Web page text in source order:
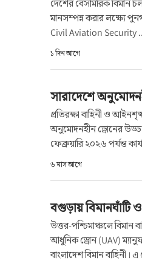
দেশের বেসামরিক বিমান
মানসম্পন্ন করার লক্ষ্যে
Civil Aviation Security
১ দিন আগে
সারাদেশে
প্রতিরক্ষা বাহিনী ও
অনুমোদনহীন ড্রোনের
ফেব্রুয়ারি ২০২৬ পর্যন্ত
৬ মাস আগে
বগুড়ায় বিমানঘাঁটি
উত্তর-পশ্চিমাঞ্চলে বিমান
আধুনিক ড্রোন (UAV)
বাংলাদেশ বিমান বাহিনী।